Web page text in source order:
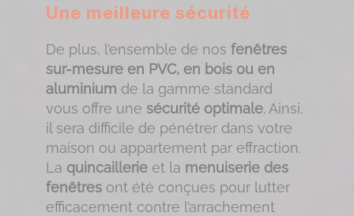
Une meilleure sécurité
De plus, l’ensemble de nos fenêtres
sur-mesure en PVC, en bois ou en
aluminium de la gamme standard
vous offre une sécurité optimale. Ainsi,
il sera difficile de pénétrer dans votre
maison ou appartement par effraction.
La quincaillerie et la menuiserie des
fenêtres ont été conçues pour lutter
efficacement contre l’arrachement